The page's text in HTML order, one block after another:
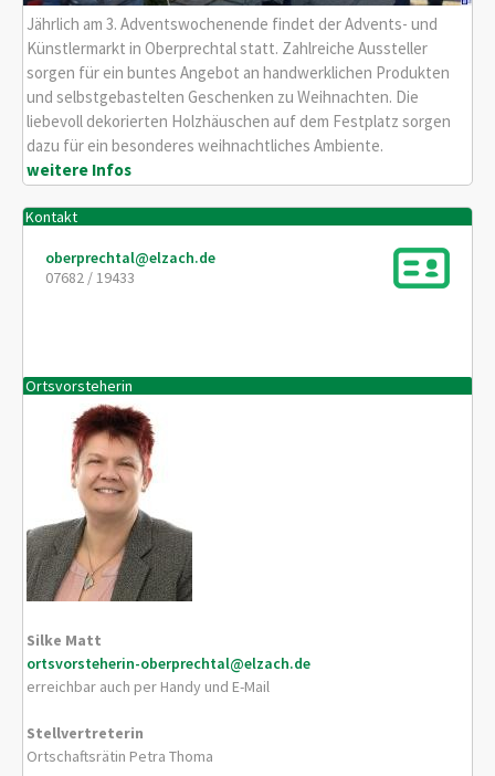
Jährlich am 3. Adventswochenende findet der Advents- und
Künstlermarkt in Oberprechtal statt. Zahlreiche Aussteller
sorgen für ein buntes Angebot an handwerklichen Produkten
und selbstgebastelten Geschenken zu Weihnachten. Die
liebevoll dekorierten Holzhäuschen auf dem Festplatz sorgen
dazu für ein besonderes weihnachtliches Ambiente.
weitere Infos
Kontakt
oberprechtal@elzach.de
07682 / 19433
Ortsvorsteherin
Silke Matt
ortsvorsteherin-oberprechtal@elzach.de
erreichbar auch per Handy und E-Mail
Stellvertreterin
Ortschaftsrätin Petra Thoma